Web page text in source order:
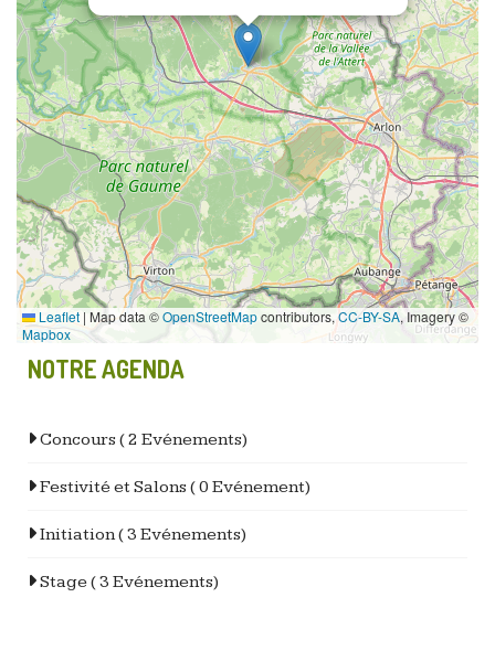
Leaflet | Map data ©OpenStreetMapcontributors,CC-BY-SA, Imagery ©
Mapbox
NOTRE AGENDA
Concours ( 2 Evénements)
Festivité et Salons ( 0 Evénement)
Initiation( 3 Evénements)
Stage( 3 Evénements)